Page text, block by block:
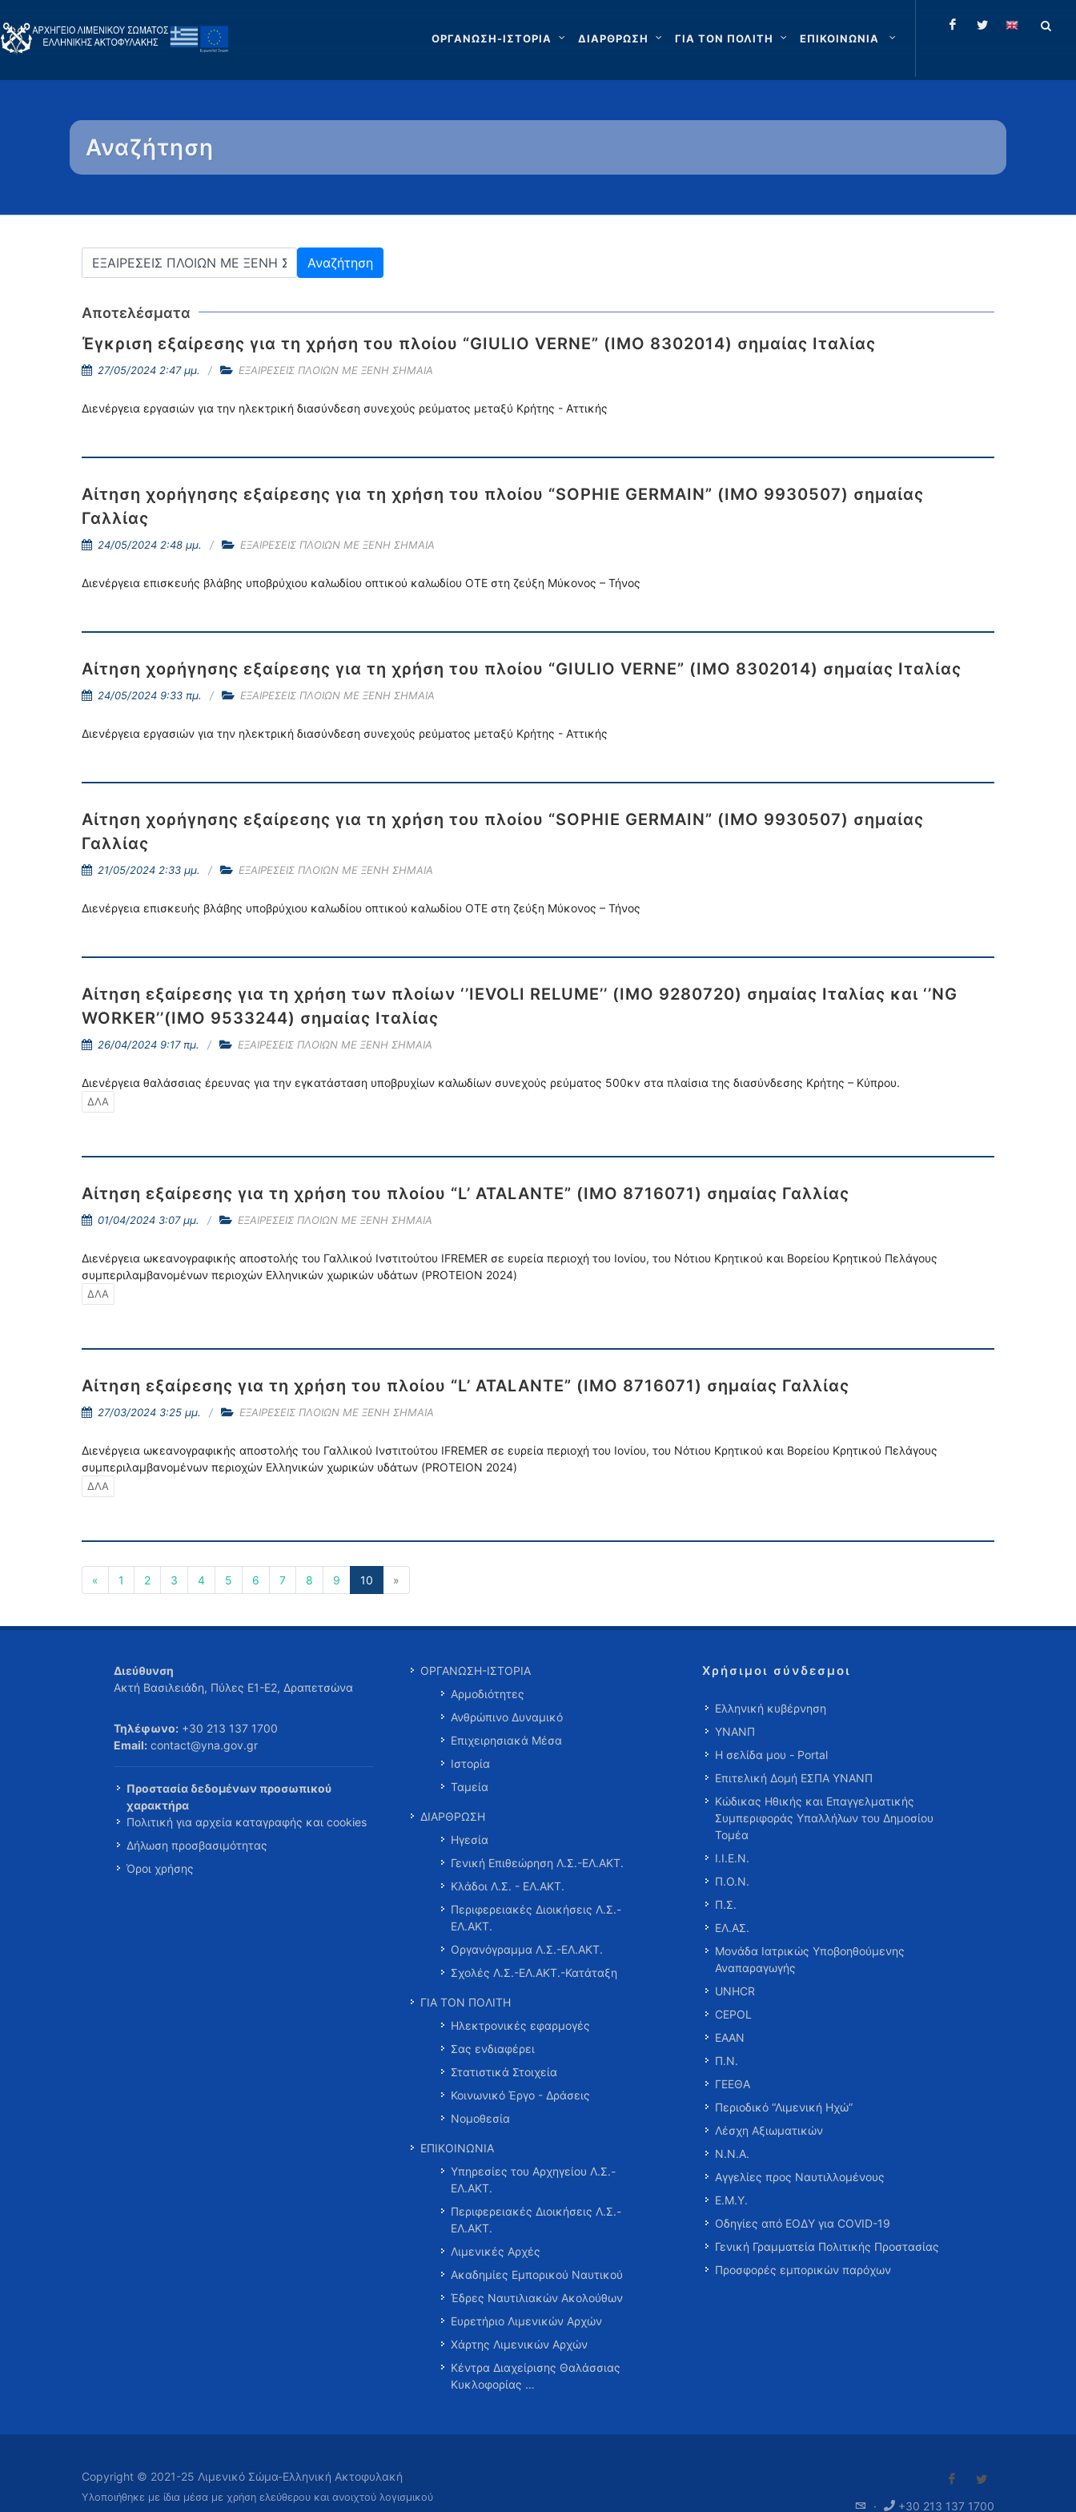
ΟΡΓΑΝΩΣΗ-ΙΣΤΟΡΙΑ ΔΙΑΡΘΡΩΣΗ ΓΙΑ ΤΟΝ ΠΟΛΙΤΗ ΕΠΙΚΟΙΝΩΝΙΑ
Αναζήτηση
Αποτελέσματα
Έγκριση εξαίρεσης για τη χρήση του πλοίου “GIULIO VERNE” (IMO 8302014) σημαίας Ιταλίας
27/05/2024 2:47 μμ. ΕΞΑΙΡΕΣΕΙΣ ΠΛΟΙΩΝ ΜΕ ΞΕΝΗ ΣΗΜΑΙΑ
Διενέργεια εργασιών για την ηλεκτρική διασύνδεση συνεχούς ρεύματος μεταξύ Κρήτης - Αττικής
Αίτηση χορήγησης εξαίρεσης για τη χρήση του πλοίου “SOPHIE GERMAIN” (IMO 9930507) σημαίας
Γαλλίας
24/05/2024 2:48 μμ. ΕΞΑΙΡΕΣΕΙΣ ΠΛΟΙΩΝ ΜΕ ΞΕΝΗ ΣΗΜΑΙΑ
Διενέργεια επισκευής βλάβης υποβρύχιου καλωδίου οπτικού καλωδίου ΟΤΕ στη ζεύξη Μύκονος – Τήνος
Αίτηση χορήγησης εξαίρεσης για τη χρήση του πλοίου “GIULIO VERNE” (IMO 8302014) σημαίας Ιταλίας
24/05/2024 9:33 πμ. ΕΞΑΙΡΕΣΕΙΣ ΠΛΟΙΩΝ ΜΕ ΞΕΝΗ ΣΗΜΑΙΑ
Διενέργεια εργασιών για την ηλεκτρική διασύνδεση συνεχούς ρεύματος μεταξύ Κρήτης - Αττικής
Αίτηση χορήγησης εξαίρεσης για τη χρήση του πλοίου “SOPHIE GERMAIN” (IMO 9930507) σημαίας
Γαλλίας
21/05/2024 2:33 μμ. ΕΞΑΙΡΕΣΕΙΣ ΠΛΟΙΩΝ ΜΕ ΞΕΝΗ ΣΗΜΑΙΑ
Διενέργεια επισκευής βλάβης υποβρύχιου καλωδίου οπτικού καλωδίου ΟΤΕ στη ζεύξη Μύκονος – Τήνος
Αίτηση εξαίρεσης για τη χρήση των πλοίων ‘’IEVOLI RELUME’’ (IMO 9280720) σημαίας Ιταλίας και ‘’NG
WORKER’’(ΙΜΟ 9533244) σημαίας Ιταλίας
26/04/2024 9:17 πμ. ΕΞΑΙΡΕΣΕΙΣ ΠΛΟΙΩΝ ΜΕ ΞΕΝΗ ΣΗΜΑΙΑ
Διενέργεια θαλάσσιας έρευνας για την εγκατάσταση υποβρυχίων καλωδίων συνεχούς ρεύματος 500κv στα πλαίσια της διασύνδεσης Κρήτης – Κύπρου.
ΔΛΑ
Αίτηση εξαίρεσης για τη χρήση του πλοίου “L’ ATALANTE” (IMO 8716071) σημαίας Γαλλίας
01/04/2024 3:07 μμ. ΕΞΑΙΡΕΣΕΙΣ ΠΛΟΙΩΝ ΜΕ ΞΕΝΗ ΣΗΜΑΙΑ
Διενέργεια ωκεανογραφικής αποστολής του Γαλλικού Ινστιτούτου IFREMER σε ευρεία περιοχή του Ιονίου, του Νότιου Κρητικού και Βορείου Κρητικού Πελάγους
συμπεριλαμβανομένων περιοχών Ελληνικών χωρικών υδάτων (PROTEION 2024)
ΔΛΑ
Αίτηση εξαίρεσης για τη χρήση του πλοίου “L’ ATALANTE” (IMO 8716071) σημαίας Γαλλίας
27/03/2024 3:25 μμ. ΕΞΑΙΡΕΣΕΙΣ ΠΛΟΙΩΝ ΜΕ ΞΕΝΗ ΣΗΜΑΙΑ
Διενέργεια ωκεανογραφικής αποστολής του Γαλλικού Ινστιτούτου IFREMER σε ευρεία περιοχή του Ιονίου, του Νότιου Κρητικού και Βορείου Κρητικού Πελάγους
συμπεριλαμβανομένων περιοχών Ελληνικών χωρικών υδάτων (PROTEION 2024)
ΔΛΑ
« 1 2 3 4 5 6 7 8 9 10 »
Διεύθυνση
Ακτή Βασιλειάδη, Πύλες Ε1-Ε2, Δραπετσώνα
Τηλέφωνο: +30 213 137 1700
Email: contact@yna.gov.gr
Προστασία δεδομένων προσωπικού
χαρακτήρα
Πολιτική για αρχεία καταγραφής και cookies
Δήλωση προσβασιμότητας
Όροι χρήσης
ΟΡΓΑΝΩΣΗ-ΙΣΤΟΡΙΑ
Αρμοδιότητες
Ανθρώπινο Δυναμικό
Επιχειρησιακά Μέσα
Ιστορία
Ταμεία
ΔΙΑΡΘΡΩΣΗ
Ηγεσία
Γενική Επιθεώρηση Λ.Σ.-ΕΛ.ΑΚΤ.
Κλάδοι Λ.Σ. - ΕΛ.ΑΚΤ.
Περιφερειακές Διοικήσεις Λ.Σ.-
ΕΛ.ΑΚΤ.
Οργανόγραμμα Λ.Σ.-ΕΛ.ΑΚΤ.
Σχολές Λ.Σ.-ΕΛ.ΑΚΤ.-Κατάταξη
ΓΙΑ ΤΟΝ ΠΟΛΙΤΗ
Ηλεκτρονικές εφαρμογές
Σας ενδιαφέρει
Στατιστικά Στοιχεία
Κοινωνικό Έργο - Δράσεις
Νομοθεσία
ΕΠΙΚΟΙΝΩΝΙΑ
Υπηρεσίες του Αρχηγείου Λ.Σ.-
ΕΛ.ΑΚΤ.
Περιφερειακές Διοικήσεις Λ.Σ.-
ΕΛ.ΑΚΤ.
Λιμενικές Αρχές
Ακαδημίες Εμπορικού Ναυτικού
Έδρες Ναυτιλιακών Ακολούθων
Ευρετήριο Λιμενικών Αρχών
Χάρτης Λιμενικών Αρχών
Κέντρα Διαχείρισης Θαλάσσιας
Κυκλοφορίας …
Χρήσιμοι σύνδεσμοι
Ελληνική κυβέρνηση
ΥΝΑΝΠ
Η σελίδα μου - Portal
Επιτελική Δομή ΕΣΠΑ ΥΝΑΝΠ
Κώδικας Ηθικής και Επαγγελματικής
Συμπεριφοράς Υπαλλήλων του Δημοσίου
Τομέα
Ι.Ι.Ε.Ν.
Π.Ο.Ν.
Π.Σ.
ΕΛ.ΑΣ.
Μονάδα Ιατρικώς Υποβοηθούμενης
Αναπαραγωγής
UNHCR
CEPOL
ΕΑΑΝ
Π.Ν.
ΓΕΕΘΑ
Περιοδικό “Λιμενική Ηχώ”
Λέσχη Αξιωματικών
Ν.Ν.Α.
Αγγελίες προς Ναυτιλλομένους
Ε.Μ.Υ.
Οδηγίες από ΕΟΔΥ για COVID-19
Γενική Γραμματεία Πολιτικής Προστασίας
Προσφορές εμπορικών παρόχων
Copyright © 2021-25 Λιμενικό Σώμα-Ελληνική Ακτοφυλακή
Υλοποιήθηκε με ίδια μέσα με χρήση ελεύθερου και ανοιχτού λογισμικού
· +30 213 137 1700